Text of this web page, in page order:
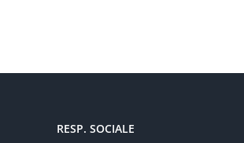
RESP. SOCIALE